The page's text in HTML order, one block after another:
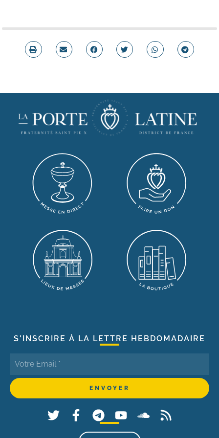
S'INSCRIRE À LA LETTRE HEBDOMADAIRE